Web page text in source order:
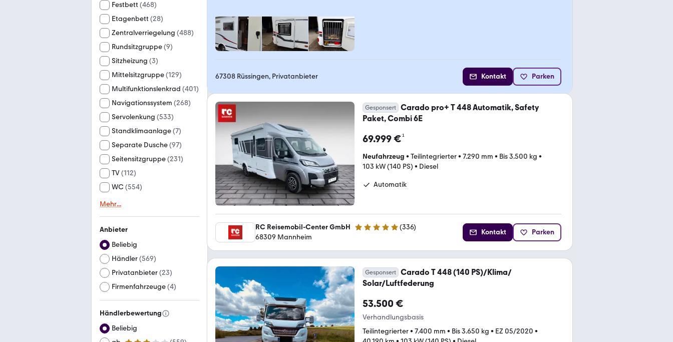
Festbett (468)
Etagenbett (28)
Zentralverriegelung (488)
Rundsitzgruppe(9)
Sitzheizung (3)
Mittelsitzgruppe(129)
Multifunktionslenkrad (401)
Navigationssystem (268)
Servolenkung (533)
Standklimaanlage(7)
Separate Dusche(97)
Seitensitzgruppe(231)
TV(112)
WC (554)
Mehr...
Anbieter
Beliebig
Händler(569)
Privatanbieter(23)
Firmenfahrzeuge(4)
Händlerbewertung
Beliebig
67308 Rüssingen, Privatanbieter Kontakt Parken
Gesponsert
Carado pro+ T 448 Automatik, Safety
Paket, Combi 6E
69.999 €¹
Neufahrzeug • Teilintegrierter• 7.290 mm • Bis 3.500 kg •
103 kW (140 PS) • Diesel
Automatik
RC Reisemobil-Center GmbH 4.9 Sterne (336)
68309 Mannheim
Kontakt Parken
Gesponsert
Carado T 448 (140 PS)/Klima/
Solar/Luftfederung
53.500 €
Verhandlungsbasis
Teilintegrierter• 7.400 mm • Bis 3.650 kg • EZ 05/2020 •